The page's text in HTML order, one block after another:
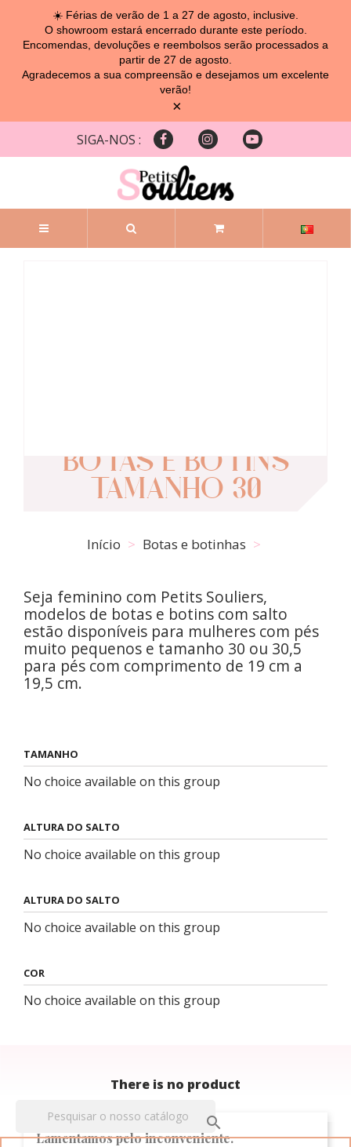
☀️ Férias de verão de 1 a 27 de agosto, inclusive.
O showroom estará encerrado durante este período.
Encomendas, devoluções e reembolsos serão processados ​​a
partir de 27 de agosto.
Agradecemos a sua compreensão e desejamos um excelente
verão!
×
SIGA-NOS :
BOTAS E BOTINS
TAMANHO 30
Início Botas e botinhas
Seja feminino com Petits Souliers,
modelos de botas e botins com salto
estão disponíveis para mulheres com pés
muito pequenos e tamanho 30 ou 30,5
para pés com comprimento de 19 cm a
19,5 cm.
TAMANHO
No choice available on this group
ALTURA DO SALTO
No choice available on this group
ALTURA DO SALTO
No choice available on this group
COR
No choice available on this group
There is no product
Lamentamos pelo inconveniente.
